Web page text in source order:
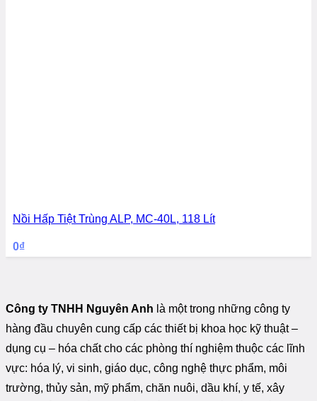
Nồi Hấp Tiệt Trùng ALP, MC-40L, 118 Lít
0₫
Công ty TNHH Nguyên Anh là một trong những công ty
hàng đầu chuyên cung cấp các thiết bị khoa học kỹ thuật –
dụng cụ – hóa chất cho các phòng thí nghiệm thuộc các lĩnh
vực: hóa lý, vi sinh, giáo dục, công nghệ thực phẩm, môi
trường, thủy sản, mỹ phẩm, chăn nuôi, dầu khí, y tế, xây